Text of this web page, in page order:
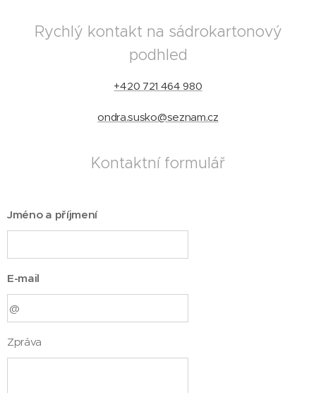
Rychlý kontakt na sádrokartonový
podhled
+420 721 464 980
ondra.susko@seznam.cz
Kontaktní formulář
Jméno a příjmení
E-mail
Zpráva